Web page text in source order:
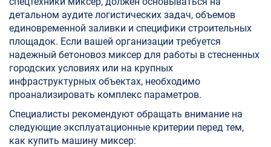
детальном аудите логистических задач, объемов
единовременной заливки и специфики строительных
площадок. Если вашей организации требуется
надежный бетоновоз миксер для работы в стесненных
городских условиях или на крупных
инфраструктурных объектах, необходимо
проанализировать комплекс параметров.
Специалисты рекомендуют обращать внимание на
следующие эксплуатационные критерии перед тем,
как купить машину миксер: